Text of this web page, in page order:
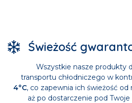
Świeżość
Wszystkie nasze produkty
transportu chłodniczego w
4°C, co zapewnia ich świeżość
aż po dostarczenie pod